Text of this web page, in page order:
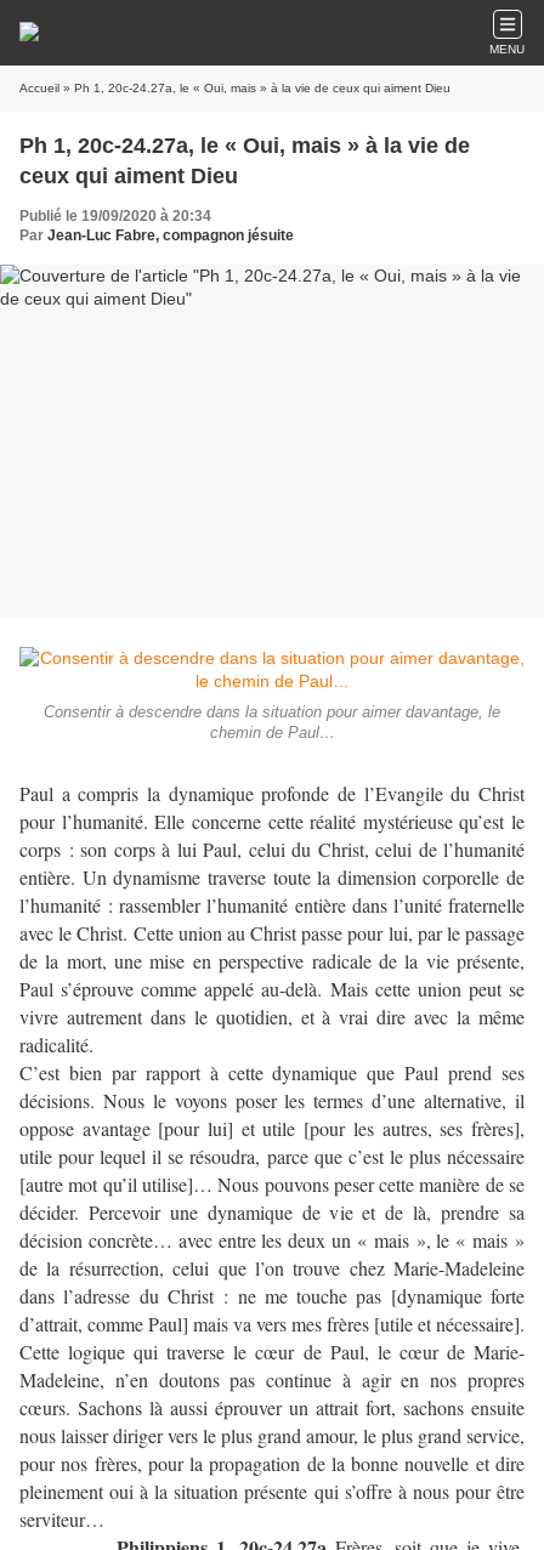
MENU
Accueil » Ph 1, 20c-24.27a, le « Oui, mais » à la vie de ceux qui aiment Dieu
Ph 1, 20c-24.27a, le « Oui, mais » à la vie de
ceux qui aiment Dieu
Publié le 19/09/2020 à 20:34
Par Jean-Luc Fabre, compagnon jésuite
Consentir à descendre dans la situation pour aimer davantage, le
chemin de Paul…
Paul a compris la dynamique profonde de l’Evangile du Christ
pour l’humanité. Elle concerne cette réalité mystérieuse qu’est le
corps : son corps à lui Paul, celui du Christ, celui de l’humanité
entière. Un dynamisme traverse toute la dimension corporelle de
l’humanité : rassembler l’humanité entière dans l’unité fraternelle
avec le Christ. Cette union au Christ passe pour lui, par le passage
de la mort, une mise en perspective radicale de la vie présente,
Paul s’éprouve comme appelé au-delà. Mais cette union peut se
vivre autrement dans le quotidien, et à vrai dire avec la même
radicalité.
C’est bien par rapport à cette dynamique que Paul prend ses
décisions. Nous le voyons poser les termes d’une alternative, il
oppose avantage [pour lui] et utile [pour les autres, ses frères],
utile pour lequel il se résoudra, parce que c’est le plus nécessaire
[autre mot qu’il utilise]… Nous pouvons peser cette manière de se
décider. Percevoir une dynamique de vie et de là, prendre sa
décision concrète… avec entre les deux un « mais », le « mais »
de la résurrection, celui que l’on trouve chez Marie-Madeleine
dans l’adresse du Christ : ne me touche pas [dynamique forte
d’attrait, comme Paul] mais va vers mes frères [utile et nécessaire].
Cette logique qui traverse le cœur de Paul, le cœur de Marie-
Madeleine, n’en doutons pas continue à agir en nos propres
cœurs. Sachons là aussi éprouver un attrait fort, sachons ensuite
nous laisser diriger vers le plus grand amour, le plus grand service,
pour nos frères, pour la propagation de la bonne nouvelle et dire
pleinement oui à la situation présente qui s’offre à nous pour être
serviteur…